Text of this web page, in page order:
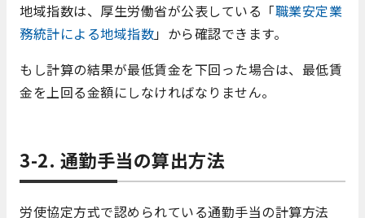
地域指数は、厚生労働省が公表している「職業安定業
務統計による地域指数」から確認できます。
もし計算の結果が最低賃金を下回った場合は、最低賃
金を上回る金額にしなければなりません。
3-2. 通勤手当の算出方法
労使協定方式で認められている通勤手当の計算方法